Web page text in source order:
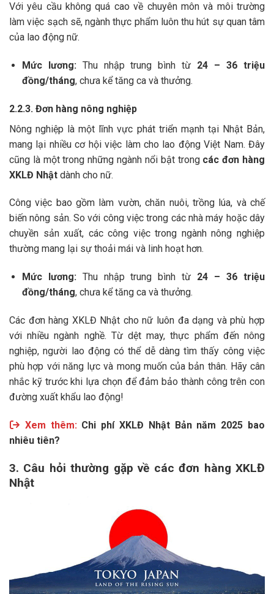
Với yêu cầu không quá cao về chuyên môn và môi trường
làm việc sạch sẽ, ngành thực phẩm luôn thu hút sự quan tâm
của lao động nữ.
Mức lương:Thu nhập trung bình từ 24 – 36 triệu
đồng/tháng, chưa kể tăng ca và thưởng.
2.2.3. Đơn hàng nông nghiệp
Nông nghiệp là một lĩnh vực phát triển mạnh tại Nhật Bản,
mang lại nhiều cơ hội việc làm cho lao động Việt Nam. Đây
cũng là một trong những ngành nổi bật trong các đơn hàng
XKLĐ Nhật dành cho nữ.
Công việc bao gồm làm vườn, chăn nuôi, trồng lúa, và chế
biến nông sản. So với công việc trong các nhà máy hoặc dây
chuyền sản xuất, các công việc trong ngành nông nghiệp
thường mang lại sự thoải mái và linh hoạt hơn.
Mức lương:Thu nhập trung bình từ 24 – 36 triệu
đồng/tháng, chưa kể tăng ca và thưởng.
Các đơn hàng XKLĐ Nhật cho nữ luôn đa dạng và phù hợp
với nhiều ngành nghề. Từ dệt may, thực phẩm đến nông
nghiệp, người lao động có thể dễ dàng tìm thấy công việc
phù hợp với năng lực và mong muốn của bản thân. Hãy cân
nhắc kỹ trước khi lựa chọn để đảm bảo thành công trên con
đường xuất khẩu lao động!
Xem thêm: Chi phí XKLĐ Nhật Bản năm 2025 bao
nhiêu tiên?
3. Câu hỏi thường gặp về các đơn hàng XKLĐ
Nhật